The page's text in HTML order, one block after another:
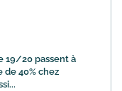
19/20 passent à
de 40% chez